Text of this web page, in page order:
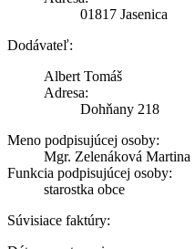
01817 Jasenica
Dodávateľ:
Albert Tomáš
Adresa:
Dohňany 218
Meno podpisujúcej osoby:
Mgr. Zelenáková Martina
Funkcia podpisujúcej osoby:
starostka obce
Súvisiace faktúry: